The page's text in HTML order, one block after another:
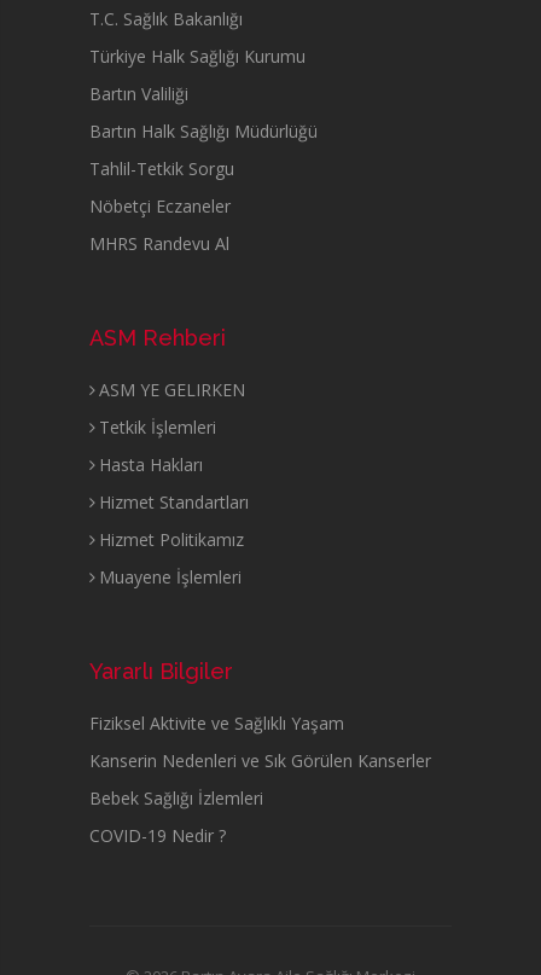
T.C. Sağlık Bakanlığı
Türkiye Halk Sağlığı Kurumu
Bartın Valiliği
Bartın Halk Sağlığı Müdürlüğü
Tahlil-Tetkik Sorgu
Nöbetçi Eczaneler
MHRS Randevu Al
ASM Rehberi
ASM YE GELIRKEN
Tetkik İşlemleri
Hasta Hakları
Hizmet Standartları
Hizmet Politikamız
Muayene İşlemleri
Yararlı Bilgiler
Fiziksel Aktivite ve Sağlıklı Yaşam
Kanserin Nedenleri ve Sık Görülen Kanserler
Bebek Sağlığı İzlemleri
COVID-19 Nedir ?